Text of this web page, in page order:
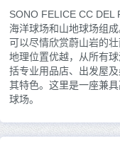
SONO FELICE CC DEL
海洋球场和山地球场组
可以尽情欣赏蔚山岩的
地理位置优越，从所有
括专业用品店、出发屋
其特色。这里是一座兼
球场。